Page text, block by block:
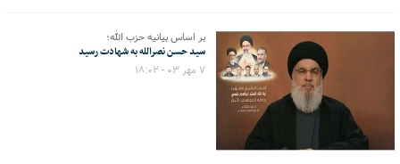
بر اساس بیانیه حزب الله؛
سید حسن نصرالله به شهادت رسید
۷ مهر ۰۳ - ۱۸:۰۲